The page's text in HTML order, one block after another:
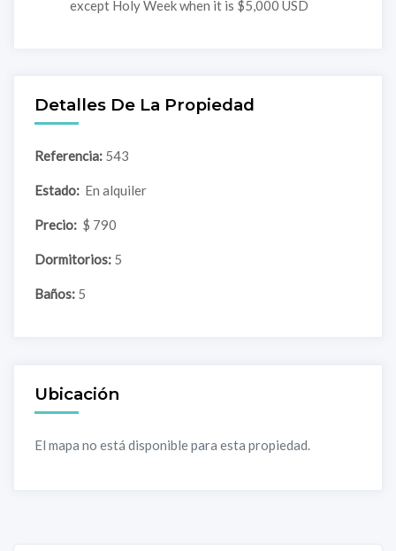
except Holy Week when it is $5,000 USD
Detalles De La Propiedad
Referencia: 543
Estado: En alquiler
Precio: $ 790
Dormitorios: 5
Baños: 5
Ubicación
El mapa no está disponible para esta propiedad.